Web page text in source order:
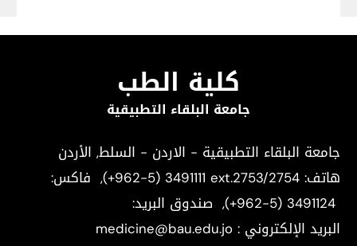
كلية الطب
جامعة البلقاء التطبيقية
جامعة البلقاء التطبيقية - الاردن - السلط, الأردن
هاتف:(+962-5) 3491111 ext.2753/2754, فاكس:
(+962-5) 3491124, صندوق البريد:
البريد الإلكتروني : medicine@bau.edu.jo